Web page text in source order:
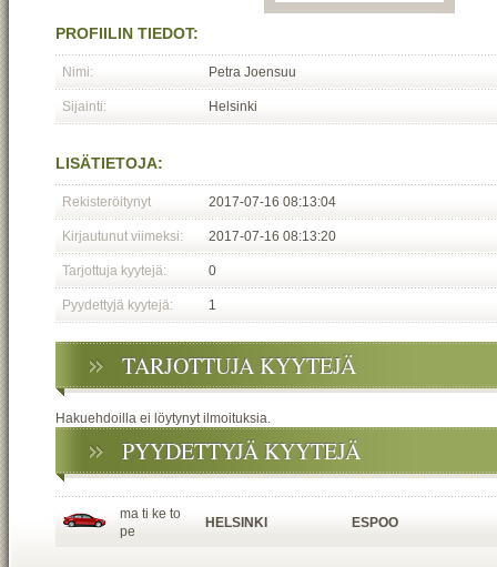
PROFIILIN TIEDOT:
Nimi: Petra Joensuu
Sijainti: Helsinki
LISÄTIETOJA:
Rekisteröitynyt 2017-07-16 08:13:04
Kirjautunut viimeksi: 2017-07-16 08:13:20
Tarjottuja kyytejä: 0
Pyydettyjä kyytejä: 1
TARJOTTUJA KYYTEJÄ
Hakuehdoilla ei löytynyt ilmoituksia.
PYYDETTYJÄ KYYTEJÄ
ma ti ke to
pe
HELSINKI ESPOO